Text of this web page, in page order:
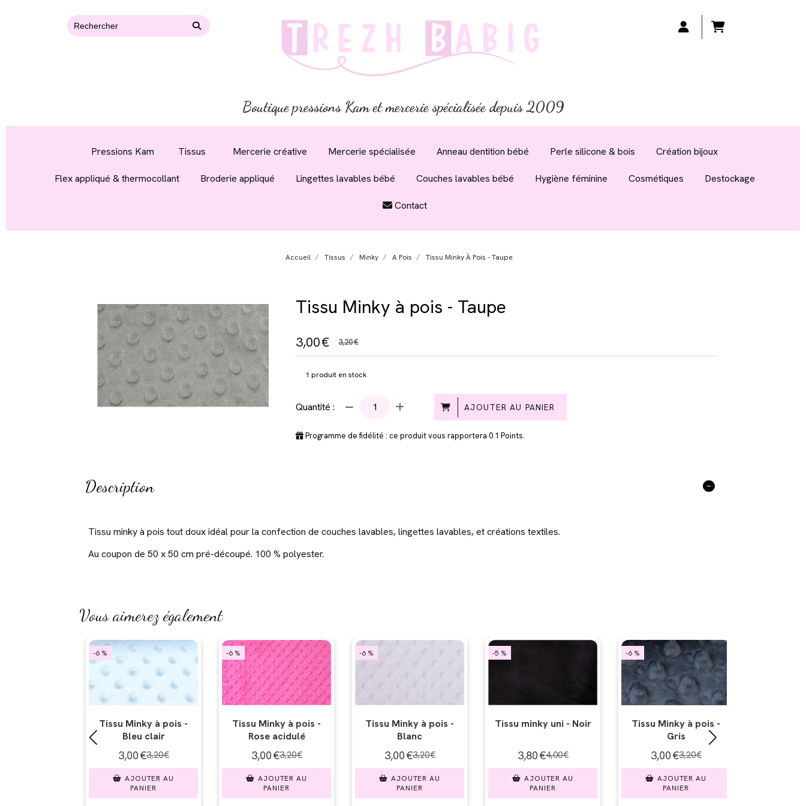
Boutique pressions Kam et mercerie spécialisée depuis 2009
Pressions Kam Tissus Mercerie créative Mercerie spécialisée Anneau dentition bébé Perle silicone & bois Création bijoux
Flex appliqué & thermocollant Broderie appliqué Lingettes lavables bébé Couches lavables bébé Hygiène féminine Cosmétiques Destockage
Contact
Accueil Tissus Minky A Pois Tissu Minky À Pois - Taupe
Tissu Minky à pois - Taupe
3,00€ 3,20€
1 produit en stock
Quantité : AJOUTER AU PANIER
Programme de fidélité : ce produit vous rapportera0.1 Points.
Description
Tissu minky à pois tout doux idéal pour la confection de couches lavables, lingettes lavables, et créations textiles.
Au coupon de 50 x 50 cm pré-découpé. 100 % polyester.
Vous aimerez également
-6 %
Tissu Minky à pois -
Rose acidulé
3,00€3,20€
AJOUTER AU
PANIER
-6 %
Tissu Minky à pois -
Blanc
3,00€3,20€
AJOUTER AU
PANIER
-5 %
Tissu minky uni - Noir
3,80€4,00€
AJOUTER AU
PANIER
-6 %
Tissu Minky à pois -
3,00€3,20€
AJOUTER AU
PANIER
-6 %
Tissu Minky à pois -
Marron cuivré
3,00€3,20€
AJOUTER AU
PANIER